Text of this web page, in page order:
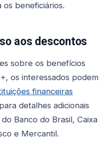
beneficiários.
aos descontos
sobre os benefícios
os interessados podem
financeiras
detalhes adicionais
Banco do Brasil, Caixa
e Mercantil.